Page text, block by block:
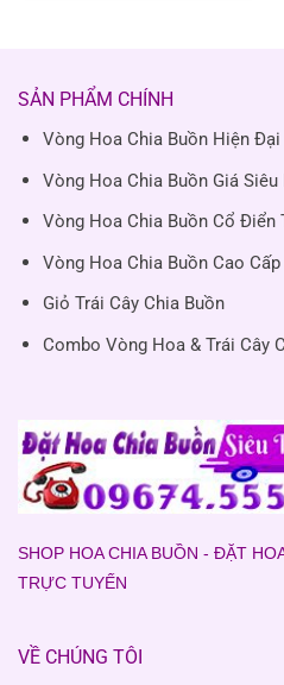
SẢN PHẨM CHÍNH
Vòng Hoa Chia Buồn Hiện
Vòng Hoa Chia Buồn Giá Siêu
Vòng Hoa Chia Buồn Cổ Điển
Vòng Hoa Chia Buồn Cao
Giỏ Trái Cây Chia Buồn
Combo Vòng Hoa & Trái Cây
SHOP HOA CHIA BUỒN - ĐẶT
TRỰC TUYẾN
VỀ CHÚNG TÔI